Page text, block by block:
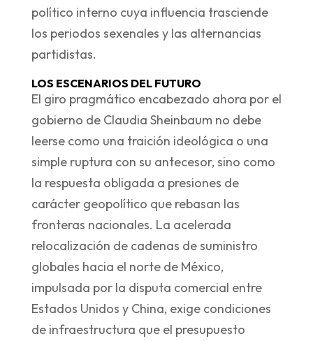
político interno cuya influencia trasciende
los periodos sexenales y las alternancias
partidistas.
LOS ESCENARIOS DEL FUTURO
El giro pragmático encabezado ahora por el
gobierno de Claudia Sheinbaum no debe
leerse como una traición ideológica o una
simple ruptura con su antecesor, sino como
la respuesta obligada a presiones de
carácter geopolítico que rebasan las
fronteras nacionales. La acelerada
relocalización de cadenas de suministro
globales hacia el norte de México,
impulsada por la disputa comercial entre
Estados Unidos y China, exige condiciones
de infraestructura que el presupuesto